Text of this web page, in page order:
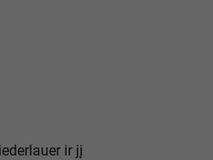
ir jį